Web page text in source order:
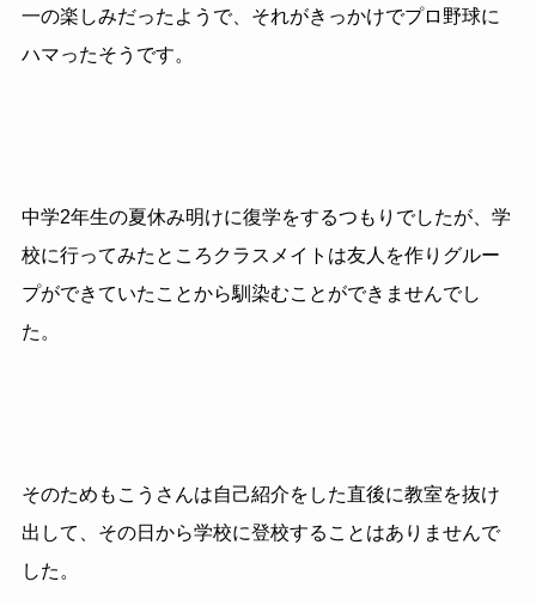
一の楽しみだったようで、それがきっかけでプロ野球に
ハマったそうです。
中学2年生の夏休み明けに復学をするつもりでしたが、学
校に行ってみたところクラスメイトは友人を作りグルー
プができていたことから馴染むことができませんでし
た。
そのためもこうさんは自己紹介をした直後に教室を抜け
出して、その日から学校に登校することはありませんで
した。